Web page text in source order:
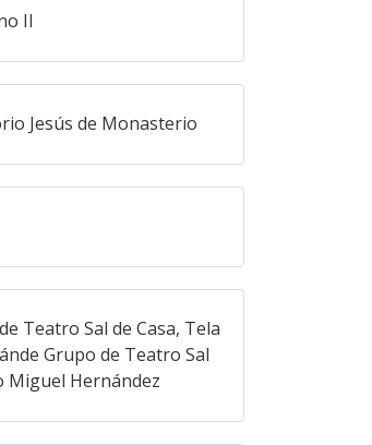
II
Jesús de Monasterio
Teatro Sal de Casa, Tela
Grupo de Teatro Sal
Miguel Hernández